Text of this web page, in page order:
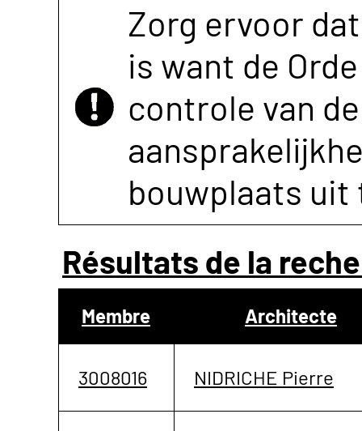
Zorg ervoor
is want de
controle van
bouwplaats uit
Résultats de la
Membre Architecte
3008016 NIDRICHE Pierre